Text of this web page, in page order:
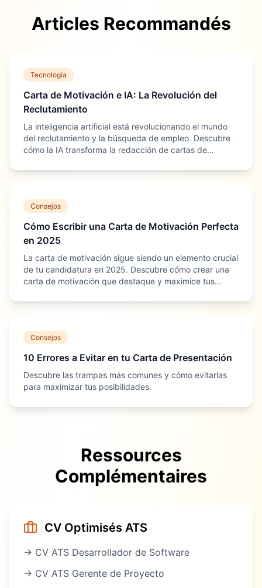
Articles Recommandés
Tecnología
Carta de Motivación e IA: La Revolución del
Reclutamiento
La inteligencia artificial está revolucionando el mundo
del reclutamiento y la búsqueda de empleo. Descubre
cómo la IA transforma la redacción de cartas de
Consejos
Cómo Escribir una Carta de Motivación Perfecta
en 2025
La carta de motivación sigue siendo un elemento crucial
de tu candidatura en 2025. Descubre cómo crear una
carta de motivación que destaque y maximice tus
Consejos
10 Errores a Evitar en tu Carta de Presentación
Descubre las trampas más comunes y cómo evitarlas
para maximizar tus posibilidades.
Ressources
Complémentaires
CV Optimisés ATS
→ CV ATS Desarrollador de Software
→ CV ATS Gerente de Proyecto